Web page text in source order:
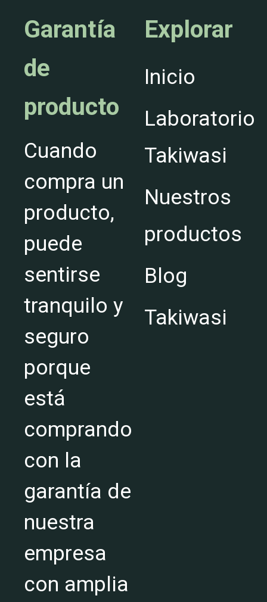
Garantía
de
producto
Cuando
compra un
producto,
puede
sentirse
tranquilo y
seguro
porque
está
comprando
con la
garantía de
nuestra
empresa
con amplia
Explorar
Inicio
Laboratorio
Takiwasi
Nuestros
productos
Blog
Takiwasi